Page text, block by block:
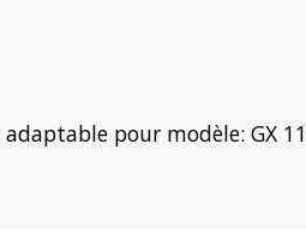
adaptable pour modèle: GX